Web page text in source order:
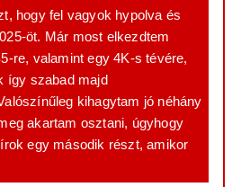
hogy fel vagyok hypolva és
öt. Már most elkezdtem
re, valamint egy 4K-s tévére,
így szabad majd
kihagytam jó néhány
akartam osztani, úgyhogy
egy második részt, amikor